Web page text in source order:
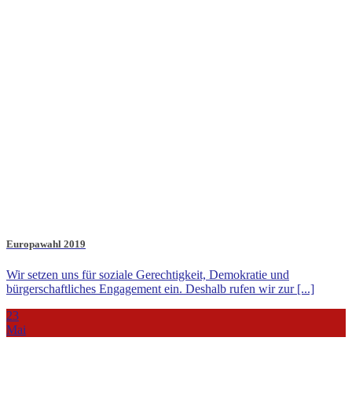
Europawahl 2019
Wir setzen uns für soziale Gerechtigkeit, Demokratie und
bürgerschaftliches Engagement ein. Deshalb rufen wir zur [...]
23
Mai